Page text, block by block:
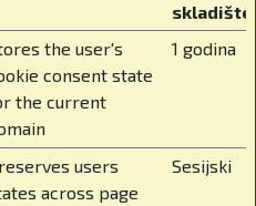
program koji učenike
sveučilišta u
Učenici u višim
predmeta prema
ambicijama.
bez odlaska
the user's
consent state
the current
1 godina
users
across page
Sesijski